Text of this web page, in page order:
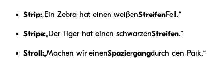
Strip:„Ein Zebra hat einen weißenStreifenFell.“
Stripe:„Der Tiger hat einen schwarzenStreifen.“
Stroll:„Machen wir einenSpaziergangdurch den Park.“